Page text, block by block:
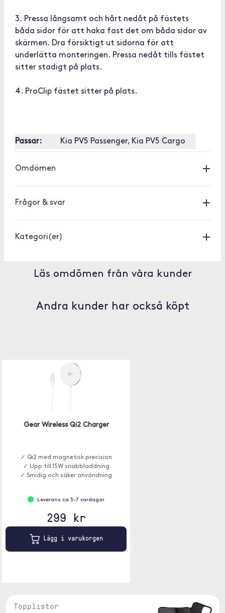
3. Pressa långsamt och hårt nedåt på fästets
båda sidor för att haka fast det om båda sidor av
skärmen. Dra försiktigt ut sidorna för att
underlätta monteringen. Pressa nedåt tills fästet
sitter stadigt på plats.
4. ProClip fästet sitter på plats.
Passar: Kia PV5 Passenger, Kia PV5 Cargo
Omdömen
Frågor & svar
Kategori(er)
Läs omdömen från våra kunder
Andra kunder har också köpt
Gear Wireless Qi2 Charger
✓ Qi2 med magnetisk precision
✓ Upp till 15W snabbladdning
✓ Smidig och säker användning
Leverans ca 3-7 vardagar
299 kr
Lägg i varukorgen
Topplistor